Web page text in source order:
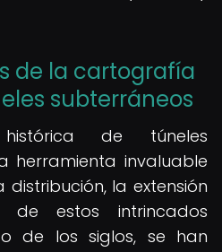
de la cartografía
subterráneos
de túneles
herramienta invaluable
la extensión
estos intrincados
de los siglos, se han